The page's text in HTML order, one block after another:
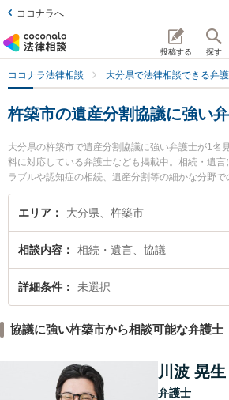
ココナラへ
投稿する 探す
ココナラ法律相談 大分県で法律相談できる弁
杵築市の遺産分割協議に強い
大分県の杵築市で遺産分割協議に強い弁護士が1名
料に対応している弁護士なども掲載中。相続・遺言
ラブルや認知症の相続、遺産分割等の細かな分野で
です。特に弁護士法人古庄総合法律事務所の森若
報や弁護士費用、強みなどが注目されています。『
産分割協議を法律相談できる杵築市内の弁護士に相
りの相談者さんにおすすめです。
エリア 大分県、杵築市
相談内容 相続・遺言、協議
詳細条件 未選択
協議に強い杵築市から相談可能な弁護士
川波 晃生
弁護士